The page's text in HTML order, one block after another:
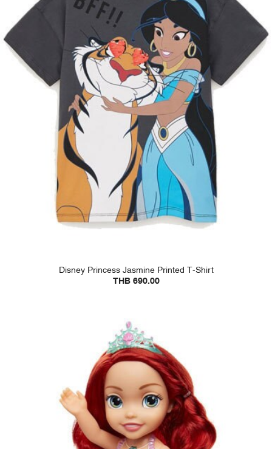
Disney Princess Jasmine Printed T-Shirt
THB 690.00